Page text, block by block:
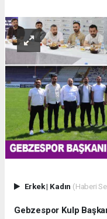
Erkek| Kadın (Haberi
Gebzespor Kulp